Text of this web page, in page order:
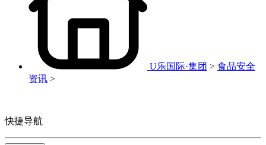
U乐国际·集团 > 食品安全
资讯 >
快捷导航